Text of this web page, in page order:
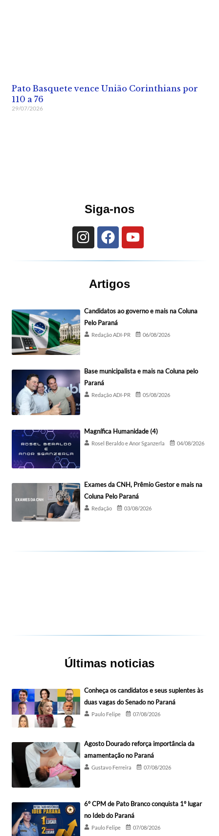
Pato Basquete vence União Corinthians por
110 a 76
29/07/2026
Siga-nos
Artigos
Candidatos ao governo e mais na Coluna
Pelo Paraná
Redação ADI-PR 06/08/2026
Base municipalista e mais na Coluna pelo
Paraná
Redação ADI-PR 05/08/2026
Magnífica Humanidade (4)
Rosel Beraldo e Anor Sganzerla 04/08/2026
Exames da CNH, Prêmio Gestor e mais na
Coluna Pelo Paraná
Redação 03/08/2026
Últimas noticias
Conheça os candidatos e seus suplentes às
duas vagas do Senado no Paraná
Paulo Felipe 07/08/2026
Agosto Dourado reforça importância da
amamentação no Paraná
Gustavo Ferreira 07/08/2026
6º CPM de Pato Branco conquista 1º lugar
no Ideb do Paraná
Paulo Felipe 07/08/2026